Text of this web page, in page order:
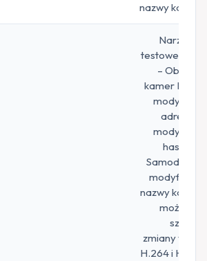
nazwy kanału.
Narzędzie
testowe Kenik
– Obsługa
kamer Kenik i
modyfikacji
adresu IP,
modyfikacji
hasła itp.
Samodzielna
modyfikacja
nazwy kanału,
możliwość
szybkiej
zmiany wideo
H.264 i H.265,